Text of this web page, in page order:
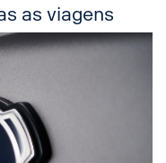
as viagens